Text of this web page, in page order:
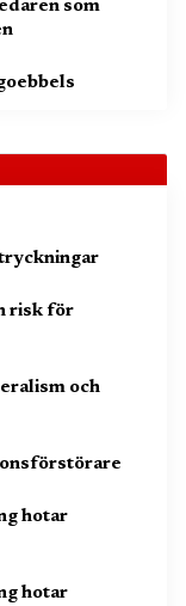
som
risk för
och
hotar
hotar